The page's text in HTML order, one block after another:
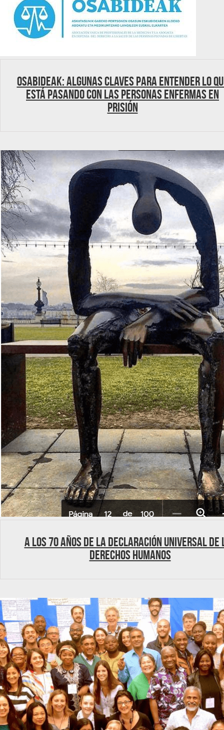
OSABIDEAK: Algunas claves para entender lo
está pasando con las personas enfermas en
prisión
A los 70 años de la Declaración Universal de
Derechos Humanos